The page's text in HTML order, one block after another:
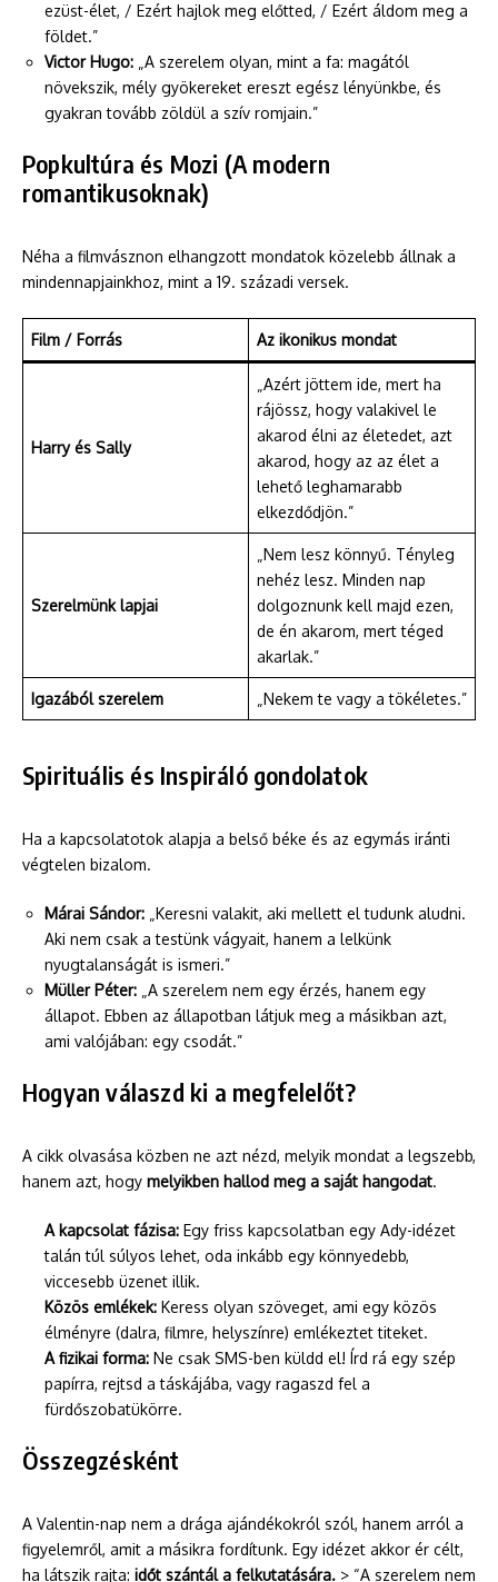
ezüst-élet, / Ezért hajlok meg előtted, / Ezért áldom meg a
földet.”
Victor Hugo: „A szerelem olyan, mint a fa: magától
növekszik, mély gyökereket ereszt egész lényünkbe, és
gyakran tovább zöldül a szív romjain.”
Popkultúra és Mozi (A modern
romantikusoknak)
Néha a filmvásznon elhangzott mondatok közelebb állnak a
mindennapjainkhoz, mint a 19. századi versek.
Film / Forrás Az ikonikus mondat
Harry és Sally
„Azért jöttem ide, mert ha
rájössz, hogy valakivel le
akarod élni az életedet, azt
akarod, hogy az az élet a
lehető leghamarabb
elkezdődjön.”
Szerelmünk lapjai
„Nem lesz könnyű. Tényleg
nehéz lesz. Minden nap
dolgoznunk kell majd ezen,
de én akarom, mert téged
akarlak.”
Igazából szerelem „Nekem te vagy a tökéletes.”
Spirituális és Inspiráló gondolatok
Ha a kapcsolatotok alapja a belső béke és az egymás iránti
végtelen bizalom.
Márai Sándor: „Keresni valakit, aki mellett el tudunk aludni.
Aki nem csak a testünk vágyait, hanem a lelkünk
nyugtalanságát is ismeri.”
Müller Péter: „A szerelem nem egy érzés, hanem egy
állapot. Ebben az állapotban látjuk meg a másikban azt,
ami valójában: egy csodát.”
Hogyan válaszd ki a megfelelőt?
A cikk olvasása közben ne azt nézd, melyik mondat a legszebb,
hanem azt, hogy melyikben hallod meg a saját hangodat.
A kapcsolat fázisa: Egy friss kapcsolatban egy Ady-idézet
talán túl súlyos lehet, oda inkább egy könnyedebb,
viccesebb üzenet illik.
Közös emlékek: Keress olyan szöveget, ami egy közös
élményre (dalra, filmre, helyszínre) emlékeztet titeket.
A fizikai forma: Ne csak SMS-ben küldd el! Írd rá egy szép
papírra, rejtsd a táskájába, vagy ragaszd fel a
fürdőszobatükörre.
Összegzésként
A Valentin-nap nem a drága ajándékokról szól, hanem arról a
figyelemről, amit a másikra fordítunk. Egy idézet akkor ér célt,
ha látszik rajta: időt szántál a felkutatására. > “A szerelem nem